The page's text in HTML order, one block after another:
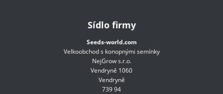
Sídlo firmy
Seeds-world.com
Velkoobchod s konopnými semínky
NejGrow s.r.o.
Vendryně 1060
Vendryně
739 94